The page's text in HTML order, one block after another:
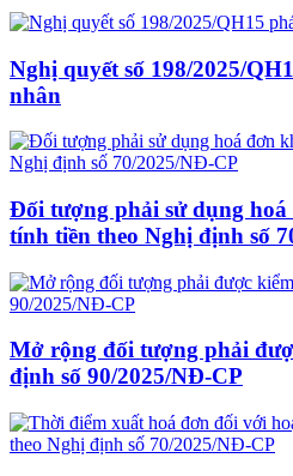
Nghị quyết số 198/2025/
nhân
Đối tượng phải sử dụng
tính tiền theo Nghị định số
Mở rộng đối tượng phải
định số 90/2025/NĐ-CP